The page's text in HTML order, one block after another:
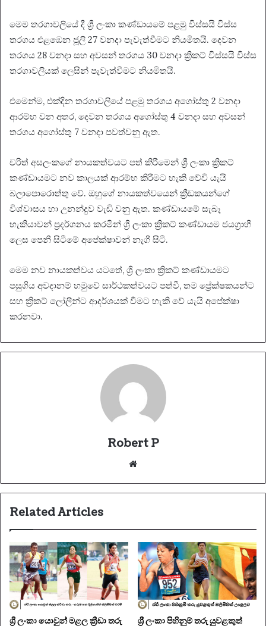
මෙම තරගාවලියේ දී ශ්‍රී ලංකා කණ්ඩායමේ පළමු විස්සයි විස්ස
තරගය එළඹෙන ජූලි 27 වනදා පැවැත්වීමට නියමිතයි. දෙවන
තරගය 28 වනදා සහ අවසන් තරගය 30 වනදා ක්‍රිකට් විස්සයි විස්ස
තරගාවලියක් ලෙසින් පැවැත්වීමට නියමිතයි.
එමෙන්ම, එක්දින තරගාවලියේ පළමු තරගය අගෝස්තු 2 වනදා
ආරම්භ වන අතර, දෙවන තරගය අගෝස්තු 4 වනදා සහ අවසන්
තරගය අගෝස්තු 7 වනදා පවත්වනු ඇත.
චරිත් අසලංකගේ නායකත්වයට පත් කිරීමෙන් ශ්‍රී ලංකා ක්‍රිකට්
කණ්ඩායමට නව කාලයක් ආරම්භ කිරීමට හැකි වේවි යැයි
බලාපොරොත්තු වේ. ඔහුගේ නායකත්වයෙන් ක්‍රීඩකයන්ගේ
විශ්වාසය හා උනන්දුව වැඩි වනු ඇත. කණ්ඩායමේ සැබෑ
හැකියාවන් ප්‍රදර්ශනය කරමින් ශ්‍රී ලංකා ක්‍රිකට් කණ්ඩායම ජයග්‍රාහී
ලෙස පෙනී සිටීමේ අපේක්ෂාවන් නැගී සිටී.
මෙම නව නායකත්වය යටතේ, ශ්‍රී ලංකා ක්‍රිකට් කණ්ඩායමට
පසුගිය අවදානම් හමුවේ සාර්ථකත්වයට පත්වී, තම ප්‍රේක්ෂකයන්ට
සහ ක්‍රිකට් ලෝලීන්ට ආදර්ශයක් වීමට හැකි වේ යැයි අපේක්ෂා
කරනවා.
Robert P
Related Articles
ශ්‍රී ලංකා යොවුන් මළල ක්‍රීඩා තරු ශ්‍රී ලංකා පිහිනුම් තරු යුවළකුත්